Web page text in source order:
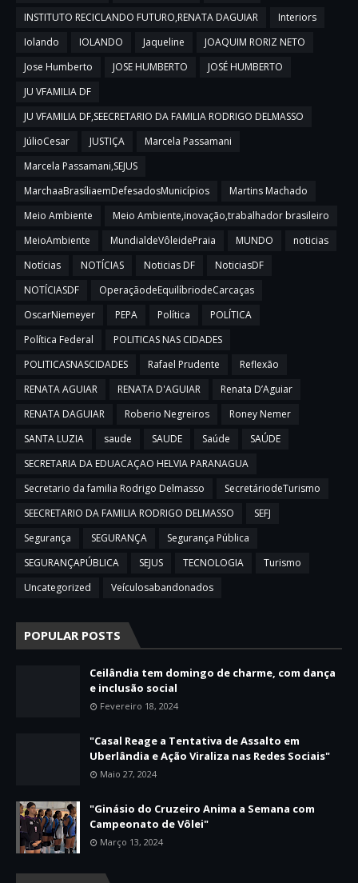
INSTITUTO RECICLANDO FUTURO,RENATA DAGUIAR
Interiors
Iolando
IOLANDO Jaqueline
JOAQUIM RORIZ NETO
Jose Humberto
JOSE HUMBERTO
JOSÉ HUMBERTO
JU VFAMILIA DF
JU VFAMILIA DF,SEECRETARIO DA FAMILIA RODRIGO DELMASSO
JúlioCesar
JUSTIÇA
Marcela Passamani
Marcela Passamani,SEJUS
MarchaaBrasíliaemDefesadosMunicípios
Martins Machado
Meio Ambiente
Meio Ambiente,inovação,trabalhador brasileiro
MeioAmbiente
MundialdeVôleidePraia MUNDO
noticias
Notícias
NOTÍCIAS Noticias DF
NoticiasDF
NOTÍCIASDF
OperaçãodeEquilíbriodeCarcaças
OscarNiemeyer
PEPA Política
POLÍTICA
Política Federal
POLITICAS NAS CIDADES
POLITICASNASCIDADES
Rafael Prudente
Reflexão
RENATA AGUIAR
RENATA D'AGUIAR
Renata D’Aguiar
RENATA DAGUIAR
Roberio Negreiros
Roney Nemer
SANTA LUZIA
saude SAUDE Saúde
SAÚDE
SECRETARIA DA EDUACAÇAO HELVIA PARANAGUA
Secretario da familia Rodrigo Delmasso
SecretáriodeTurismo
SEECRETARIO DA FAMILIA RODRIGO DELMASSO
SEFJ
Segurança
SEGURANÇA
Segurança Pública
SEGURANÇAPÚBLICA
SEJUS TECNOLOGIA
Turismo
Uncategorized
Veículosabandonados
POPULAR POSTS
Ceilândia tem domingo de charme, com dança
e inclusão social
Fevereiro 18, 2024
"Casal Reage a Tentativa de Assalto em
Uberlândia e Ação Viraliza nas Redes Sociais"
Maio 27, 2024
"Ginásio do Cruzeiro Anima a Semana com
Campeonato de Vôlei"
Março 13, 2024